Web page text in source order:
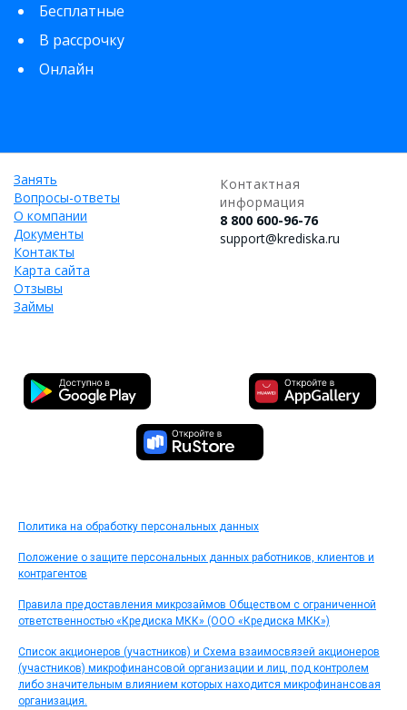
Бесплатные
В рассрочку
Онлайн
Занять
Вопросы-ответы
О компании
Документы
Контакты
Карта сайта
Отзывы
Займы
Контактная
информация
8 800 600-96-76
support@krediska.ru
Политика на обработку персональных данных
Положение о защите персональных данных работников, клиентов и
контрагентов
Правила предоставления микрозаймов Обществом с ограниченной
ответственностью «Кредиска МКК» (ООО «Кредиска МКК»)
Список акционеров (участников) и Схема взаимосвязей акционеров
(участников) микрофинансовой организации и лиц, под контролем
либо значительным влиянием которых находится микрофинансовая
организация.